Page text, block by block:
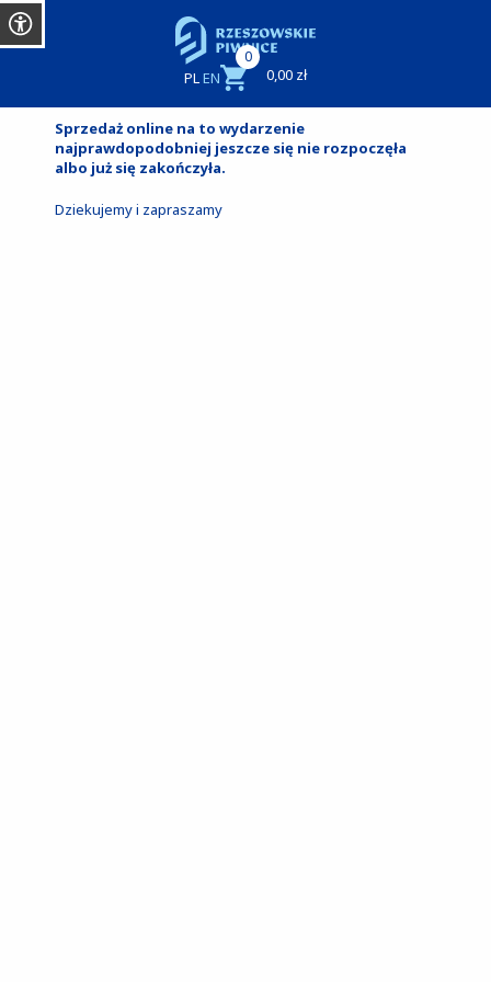
PLEN
0
0,00 zł
Sprzedaż online na to wydarzenie
najprawdopodobniej jeszcze się nie rozpoczęła
albo już się zakończyła.
Dziekujemy i zapraszamy